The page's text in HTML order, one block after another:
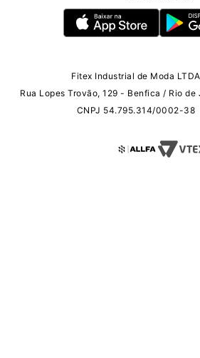
Fitex Industrial de Moda LTDA
Rua Lopes Trovão, 129 - Benfica / Rio de
CNPJ 54.795.314/0002-38